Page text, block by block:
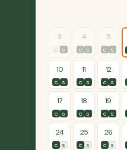
3
C S
4
C S
5
C S
10
C S
11
C S
12
C S
17
C S
18
C S
19
C S
24
C S
25
C S
26
C S